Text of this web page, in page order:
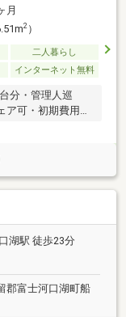
月
2）
二人暮らし
インターネット無料
分・管理人巡
可・初期費用カ
湖駅 徒歩23分
郡富士河口湖町船